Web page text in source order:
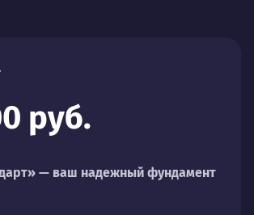
руб.
— ваш надежный фундамент